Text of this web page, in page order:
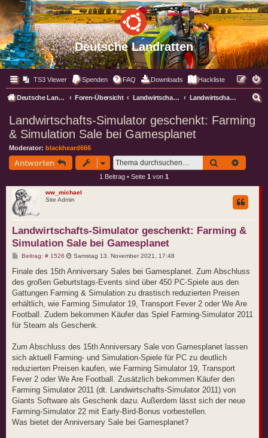
Deutsche Landratten
TS3 Viewer Spenden FAQ Downloads Hackliste
Deutsche Landratten Foren-Übersicht Landwirtschafts Simulator Landwirtschafts Simulator 19
Landwirtschafts-Simulator geschenkt: Farming
& Simulation Sale bei Gamesplanet
Moderator: blackheard666
Antworten Suche
1 Beitrag • Seite 1 von 1
ww_michael
Site Admin
Landwirtschafts-Simulator geschenkt: Farming &
Simulation Sale bei Gamesplanet
Beitrag: # 1526B
i
r
a
Samstag 13. November 2021, 17:48
Finale des 15th Anniversary Sales bei Gamesplanet. Zum Abschluss
des großen Geburtstags-Events sind über 450 PC-Spiele aus den
Gattungen Farming & Simulation zu drastisch reduzierten Preisen
erhältlich, wie Farming Simulator 19, Transport Fever 2 oder We Are
Football. Zudem bekommen Käufer das Spiel Farming-Simulator 2011
für Steam als Geschenk.
Zum Abschluss des 15th Anniversary Sale von Gamesplanet lassen
sich aktuell Farming- und Simulation-Spiele für PC zu deutlich
reduzierten Preisen kaufen, wie Farming Simulator 19, Transport
Fever 2 oder We Are Football. Zusätzlich bekommen Käufer den
Farming Simulator 2011 (dt. Landwirtschafts-Simulator 2011) von
Giants Software als Geschenk dazu. Außerdem lässt sich der neue
Farming-Simulator 22 mit Early-Bird-Bonus vorbestellen.
Was bietet der Anniversary Sale bei Gamesplanet?